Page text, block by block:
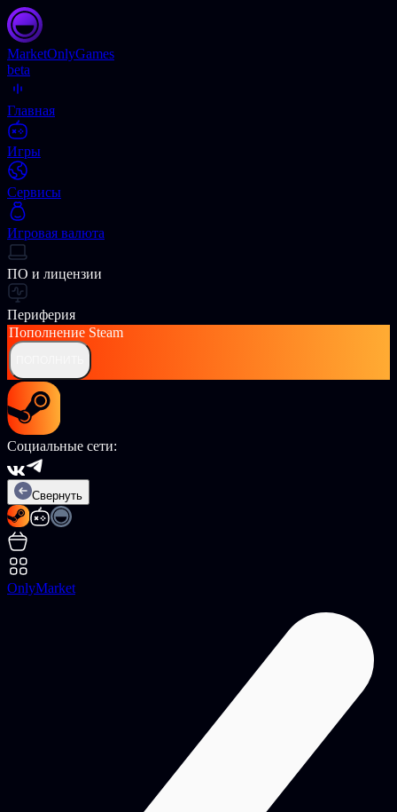
MarketOnlyGames
beta
Главная
Игры
Сервисы
Игровая валюта
ПО и лицензии
Периферия
Пополнение Steam
Социальные сети:
Свернуть
OnlyMarket